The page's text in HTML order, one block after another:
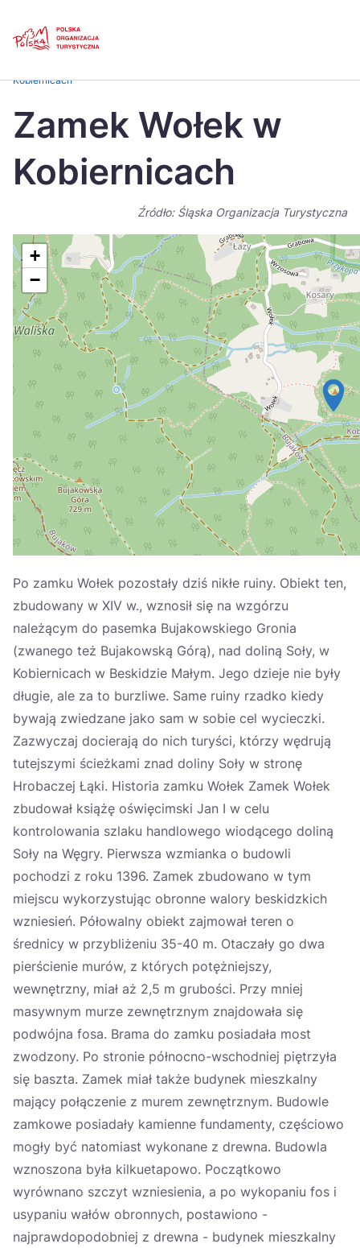
Česká
Dansk
Italiano
Nederlands 日本
Português
Suomi
Україна
Zamknij
Kobiernicach
Zamek Wołek w
Kobiernicach
Źródło: Śląska Organizacja Turystyczna
+
−
Po zamku Wołek pozostały dziś nikłe ruiny. Obiekt ten,
zbudowany w XIV w., wznosił się na wzgórzu
należącym do pasemka Bujakowskiego Gronia
(zwanego też Bujakowską Górą), nad doliną Soły, w
Kobiernicach w Beskidzie Małym. Jego dzieje nie były
długie, ale za to burzliwe. Same ruiny rzadko kiedy
bywają zwiedzane jako sam w sobie cel wycieczki.
Zazwyczaj docierają do nich turyści, którzy wędrują
tutejszymi ścieżkami znad doliny Soły w stronę
Hrobaczej Łąki. Historia zamku Wołek Zamek Wołek
zbudował książę oświęcimski Jan I w celu
kontrolowania szlaku handlowego wiodącego doliną
Soły na Węgry. Pierwsza wzmianka o budowli
pochodzi z roku 1396. Zamek zbudowano w tym
miejscu wykorzystując obronne walory beskidzkich
wzniesień. Półowalny obiekt zajmował teren o
średnicy w przybliżeniu 35-40 m. Otaczały go dwa
pierścienie murów, z których potężniejszy,
wewnętrzny, miał aż 2,5 m grubości. Przy mniej
masywnym murze zewnętrznym znajdowała się
podwójna fosa. Brama do zamku posiadała most
zwodzony. Po stronie północno-wschodniej piętrzyła
się baszta. Zamek miał także budynek mieszkalny
mający połączenie z murem zewnętrznym. Budowle
zamkowe posiadały kamienne fundamenty, częściowo
mogły być natomiast wykonane z drewna. Budowla
wznoszona była kilkuetapowo. Początkowo
wyrównano szczyt wzniesienia, a po wykopaniu fos i
usypaniu wałów obronnych, postawiono -
najprawdopodobniej z drewna - budynek mieszkalny